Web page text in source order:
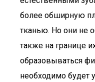
более обширную
тканью. Но они не
также на границе
образовываться
необходимо будет